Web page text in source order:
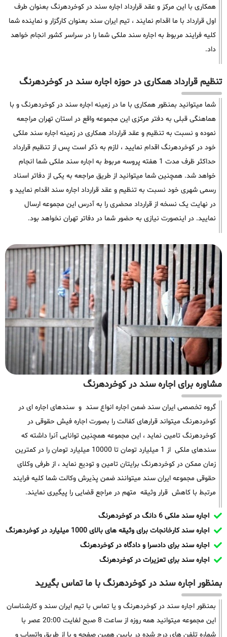
همکاری با این مرکز و عقد قرارداد اجاره سند در کوخردهرنگ بعنوان طرف
اول قرارداد با ما اقدام نمایند ، تیم ایران سند بعنوان کارگزار و نماینده شما
کلیه فرایند مربوط به اجاره سند ملکی شما را در سراسر کشور انجام خواهد
داد.
تنظیم قرارداد همکاری در حوزه اجاره سند در کوخردهرنگ
شما میتوانید بمنظور همکاری با ما در زمینه اجاره سند در کوخردهرنگ و با
هماهنگی قبلی به دفتر مرکزی این مجموعه واقع در استان تهران مراجعه
نموده و نسبت به تنظیم و عقد قرارداد همکاری در زمینه اجاره سند ملکی
خود در کوخردهرنگ اقدام نمایید ، لازم به ذکر است پس از تنظیم قرارداد
حداکثر ظرف مدت 1 هفته پروسه مربوط به اجاره سند ملکی شما انجام
خواهد شد. همچنین شما میتوانید از طریق مراجعه به یکی از دفاتر اسناد
رسمی شهری خود نسبت به تنظیم و عقد قرارداد اجاره سند اقدام نمایید و
در نهایت یک نسخه از قرارداد محضری را به آدرس این مجموعه ارسال
نمایید. در اینصورت نیازی به حضور شما در دفاتر تهران نخواهد بود.
مشاوره برای اجاره سند در کوخردهرنگ
گروه تخصصی ایران سند ضمن اجاره انواع سند و سندهای اجاره ای در
کوخردهرنگ میتواند قرارهای کفالت را بصورت اجاره فیش حقوقی در
کوخردهرنگ تامین نماید ، این مجموعه همچنین توانایی آنرا داشته که
سندهای ملکی از 1 میلیارد تومان تا 10000 میلیارد تومان را در کمترین
زمان ممکن در کوخردهرنگ برایتان تامین و تودیع نماید ، از طرفی وکلای
حقوقی مجموعه ایران سند میتوانند ضمن پذیرش وکالت شما کلیه فرایند
مرتبط با کاهش قرار وثیقه متهم در مراجع قضایی را پیگیری نمایند.
اجاره سند ملکی 6 دانگ در کوخردهرنگ
اجاره سند کارخانجات برای وثیقه های بالای 1000 میلیارد در کوخردهرنگ
اجاره سند برای دادسرا و دادگاه در کوخردهرنگ
اجاره سند برای تعزیرات در کوخردهرنگ
بمنظور اجاره سند در کوخردهرنگ با ما تماس بگیرید
بمنظور اجاره سند در کوخردهرنگ و یا تماس با تیم ایران سند و کارشناسان
این مجموعه میتوانید همه روزه از ساعت 8 صبح لغایت 20:00 عصر با
شماره تلفن های درج شده در پایین همین صفحه و یا از طریق واتساپ و